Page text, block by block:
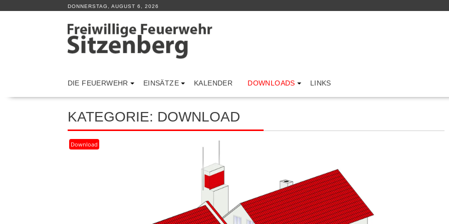
DONNERSTAG, AUGUST 6, 2026
DIE FEUERWEHR EINSÄTZE KALENDER DOWNLOADS LINKS
KATEGORIE: DOWNLOAD
Download